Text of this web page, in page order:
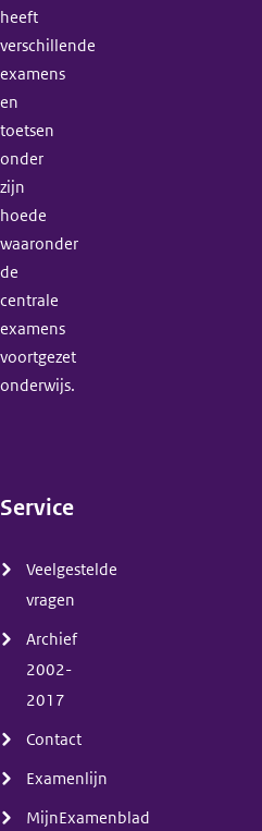
heeft
verschillende
examens
en
toetsen
onder
zijn
hoede
waaronder
de
centrale
examens
voortgezet
onderwijs.
Service
Veelgestelde
vragen
Archief
2002-
2017
Contact
Examenlijn
MijnExamenblad